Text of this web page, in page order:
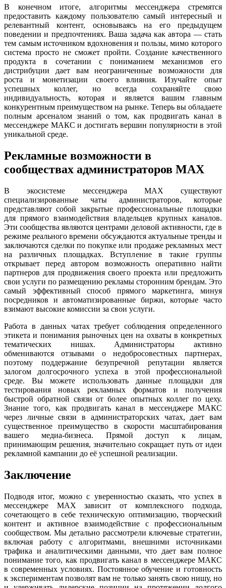
В конечном итоге, алгоритмы мессенджера стремятся
предоставить каждому пользователю самый интересный и
релевантный контент, основываясь на его предыдущем
поведении и предпочтениях. Ваша задача как автора — стать
тем самым источником вдохновения и пользы, мимо которого
система просто не сможет пройти. Создание качественного
продукта в сочетании с пониманием механизмов его
дистрибуции дает вам неограниченные возможности для
роста и монетизации своего влияния. Изучайте опыт
успешных коллег, но всегда сохраняйте свою
индивидуальность, которая и является вашим главным
конкурентным преимуществом на рынке. Теперь вы обладаете
полным арсеналом знаний о том, как продвигать канал в
мессенджере МАКС и достигать вершин популярности в этой
уникальной среде.
Рекламные возможности в
сообществах администраторов MAX
В экосистеме мессенджера MAX существуют
специализированные чаты администраторов, которые
представляют собой закрытые профессиональные площадки
для прямого взаимодействия владельцев крупных каналов.
Эти сообщества являются центрами деловой активности, где в
режиме реального времени обсуждаются актуальные тренды и
заключаются сделки по покупке или продаже рекламных мест
на различных площадках. Вступление в такие группы
открывает перед автором возможность оперативно найти
партнеров для продвижения своего проекта или предложить
свои услуги по размещению рекламы сторонним брендам. Это
самый эффективный способ прямого маркетинга, минуя
посредников и автоматизированные биржи, которые часто
взимают высокие комиссии за свои услуги.
Работа в данных чатах требует соблюдения определенного
этикета и понимания рыночных цен на охваты в конкретных
тематических нишах. Администраторы активно
обмениваются отзывами о недобросовестных партнерах,
поэтому поддержание безупречной репутации является
залогом долгосрочного успеха в этой профессиональной
среде. Вы можете использовать данные площадки для
тестирования новых рекламных форматов и получения
быстрой обратной связи от более опытных коллег по цеху.
Знание того, как продвигать канал в мессенджере МАКС
через личные связи в администраторских чатах, дает вам
существенное преимущество в скорости масштабирования
вашего медиа-бизнеса. Прямой доступ к лицам,
принимающим решения, значительно сокращает путь от идеи
рекламной кампании до её успешной реализации.
Заключение
Подводя итог, можно с уверенностью сказать, что успех в
мессенджере MAX зависит от комплексного подхода,
сочетающего в себе техническую оптимизацию, творческий
контент и активное взаимодействие с профессиональным
сообществом. Мы детально рассмотрели ключевые стратегии,
включая работу с алгоритмами, внешними источниками
трафика и аналитическими данными, что дает вам полное
понимание того, как продвигать канал в мессенджере МАКС
в современных условиях. Постоянное обучение и готовность
к экспериментам позволят вам не только занять свою нишу, но